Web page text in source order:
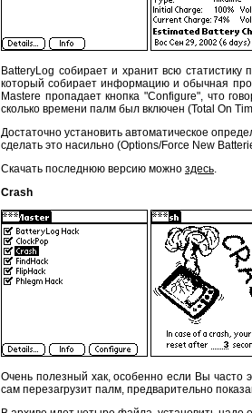
BatteryLog собирает и хранит всю
который собирает информацию и обычная
Masterе пропадает кнопка "Configure", что
сколько времени палм был включен (Total On
Достаточно установить автоматическое
сделать это насильно (Оptions/Force New
Скачать последнюю версию можно здесь.
Crash
Очень полезный хак, особенно если Вы часто
сам перезагрузит палм, предварительно